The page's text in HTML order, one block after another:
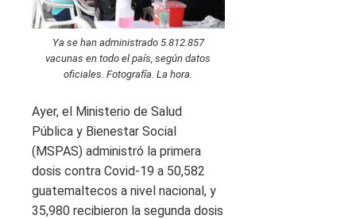
Ya se han administrado 5.812.857
vacunas en todo el país, según datos
oficiales. Fotografía. La hora.
Ayer, el Ministerio de Salud
Pública y Bienestar Social
(MSPAS) administró la primera
dosis contra Covid-19 a 50,582
guatemaltecos a nivel nacional, y
35,980 recibieron la segunda dosis